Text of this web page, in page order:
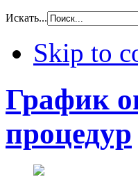
Искать...
Skip to
График
процедур